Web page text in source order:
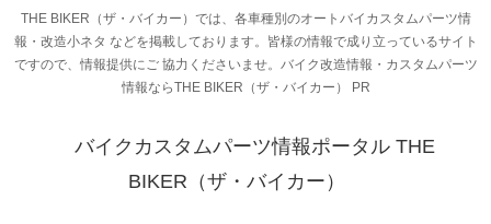
THE BIKER（ザ・バイカー）では、各車種別のオートバイカスタムパーツ情
報・改造小ネタ などを掲載しております。皆様の情報で成り立っているサイト
ですので、情報提供にご 協力くださいませ。バイク改造情報・カスタムパーツ
情報ならTHE BIKER（ザ・バイカー） PR
バイクカスタムパーツ情報ポータル THE
BIKER（ザ・バイカー）